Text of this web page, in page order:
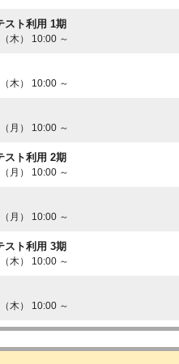
スト利用 1期
木） 10:00 ～
木） 10:00 ～
月） 10:00 ～
スト利用 2期
月） 10:00 ～
月） 10:00 ～
スト利用 3期
木） 10:00 ～
木） 10:00 ～